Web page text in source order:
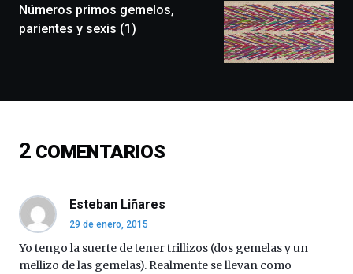
monólogos,
exposiciones,
conferencias,
de
16
4
de
octubre.
Números primos gemelos,
parientes y sexis (1)
2 COMENTARIOS
Esteban Liñares
29 de enero, 2015
Yo tengo la suerte de tener trillizos (dos gemelas y un
mellizo de las gemelas). Realmente se llevan como